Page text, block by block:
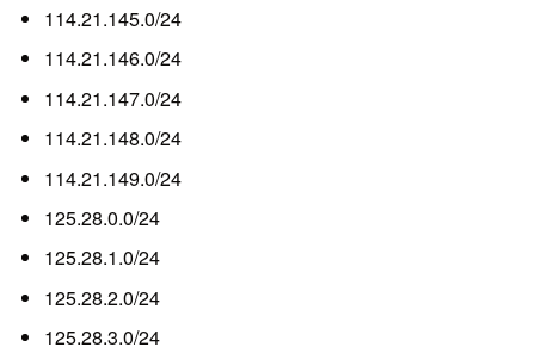
114.21.145.0/24
114.21.146.0/24
114.21.147.0/24
114.21.148.0/24
114.21.149.0/24
125.28.0.0/24
125.28.1.0/24
125.28.2.0/24
125.28.3.0/24